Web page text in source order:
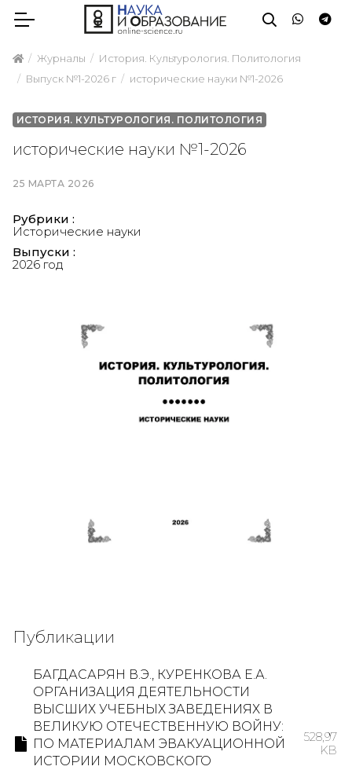
Журналы
История. Культурология. Политология
Выпуск №1-2026 г
исторические науки №1-2026
ИСТОРИЯ. КУЛЬТУРОЛОГИЯ. ПОЛИТОЛОГИЯ
исторические науки №1-2026
25 МАРТА 2026
Рубрики :
Исторические науки
Выпуски :
2026 год
Публикации
БАГДАСАРЯН В.Э., КУРЕНКОВА Е.А.
ОРГАНИЗАЦИЯ ДЕЯТЕЛЬНОСТИ
ВЫСШИХ УЧЕБНЫХ ЗАВЕДЕНИЯХ В
ВЕЛИКУЮ ОТЕЧЕСТВЕННУЮ ВОЙНУ:
ПО МАТЕРИАЛАМ ЭВАКУАЦИОННОЙ
ИСТОРИИ МОСКОВСКОГО
528,97
KB